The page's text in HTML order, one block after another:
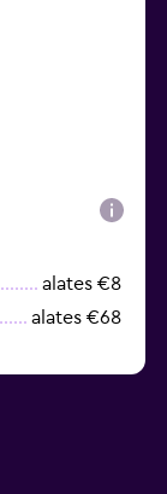
alates €8
alates €68